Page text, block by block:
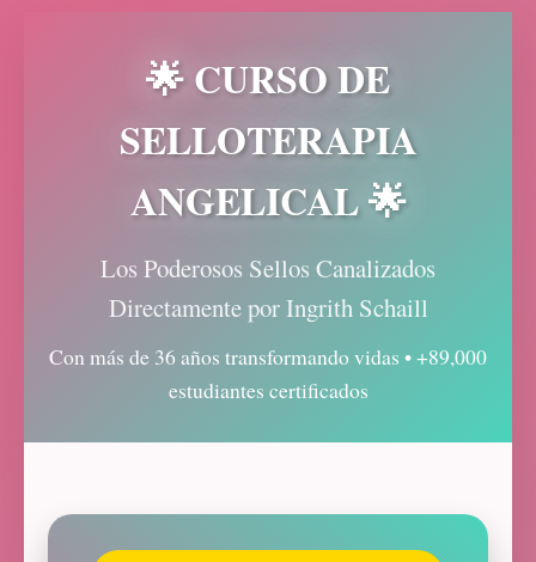
🌟 CURSO DE
SELLOTERAPIA
ANGELICAL 🌟
Los Poderosos Sellos Canalizados
Directamente por Ingrith Schaill
Con más de 36 años transformando vidas • +89,000
estudiantes certificados